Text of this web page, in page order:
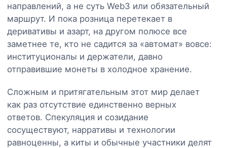
направлений, а не суть Web3 или обязательный
маршрут. И пока розница перетекает в
деривативы и азарт, на другом полюсе все
заметнее те, кто не садится за «автомат» вовсе:
институционалы и держатели, давно
отправившие монеты в холодное хранение.
Сложным и притягательным этот мир делает
как раз отсутствие единственно верных
ответов. Спекуляция и созидание
сосуществуют, нарративы и технологии
равноценны, а киты и обычные участники делят